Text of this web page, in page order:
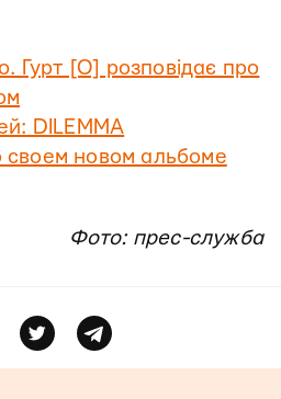
Гурт [О] розповідає про
DILEMMA
своем новом альбоме
Фото: прес-служба